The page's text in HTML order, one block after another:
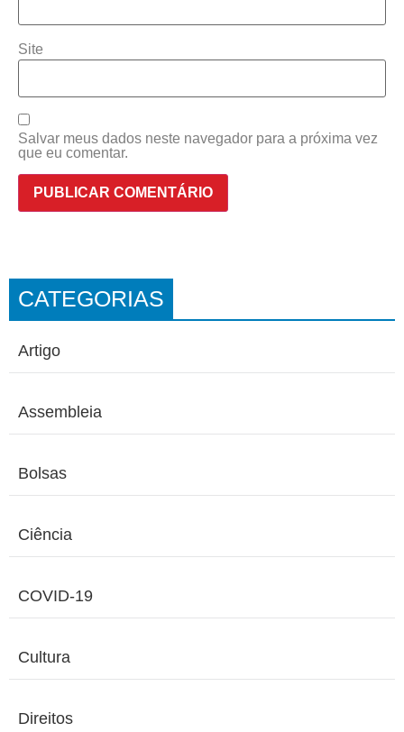
Site
Salvar meus dados neste navegador para a próxima vez
que eu comentar.
CATEGORIAS
Artigo
Assembleia
Bolsas
Ciência
COVID-19
Cultura
Direitos